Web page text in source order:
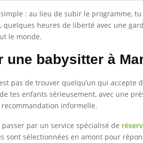
simple : au lieu de subir le programme,
quelques heures de liberté avec une
le monde.
une babysitter à
pas de trouver quelqu’un qui
de tes enfants sérieusement, avec une
informelle.
par un service spécialisé de
sont sélectionnées en amont pour